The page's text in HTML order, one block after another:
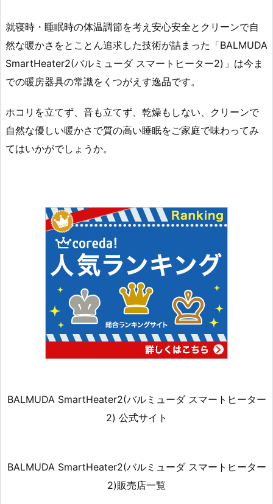
就寝時・睡眠時の体温調節を考え安心安全とクリーンで自
然な暖かさをとことん追求した技術が詰まった「BALMUDA
SmartHeater2(バルミューダ スマートヒーター2) 」は今ま
での暖房器具の常識をくつがえす逸品です。
ホコリを立てず、音も立てず、乾燥もしない、クリーンで
自然な優しい暖かさで質の高い睡眠をご家庭で味わってみ
てはいかがでしょうか。
BALMUDA SmartHeater2(バルミューダ スマートヒーター
2) 公式サイト
BALMUDA SmartHeater2(バルミューダ スマートヒーター
2)販売店一覧